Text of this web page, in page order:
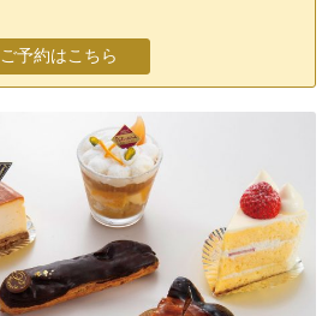
ご予約はこちら